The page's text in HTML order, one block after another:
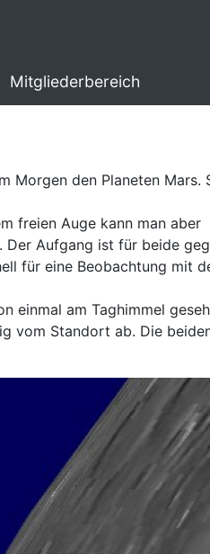
Mitgliederbereich
Morgen den Planeten Mars.
freien Auge kann man aber
Der Aufgang ist für beide
für eine Beobachtung mit
einmal am Taghimmel
vom Standort ab. Die